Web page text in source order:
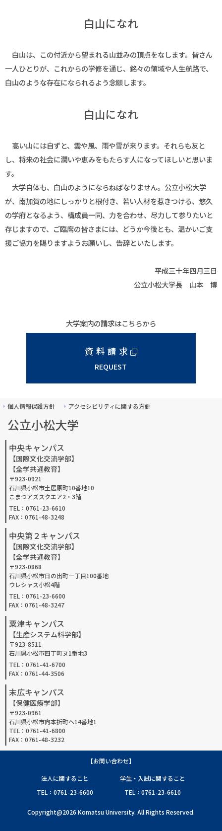
白山になれ
白山は、この付近から望まれる山並みの頂点をなします。皆さん
一人ひとりが、これからの学修を通じ、銘々の領域や人生航路で、
白山のような存在になられるよう念願します。
白山になれ
高い山には自ずと、雲や風、雨や雪が来ります。それらも友と
し、将来の社会に潤いや恵みをもたらす人になってほしいと思いま
す。
大学自体も、白山のようにならねばなりません。公立小松大学
が、南加賀の地にしっかりと根付き、若い人材を惹きつける、悠久
の学府となるよう、構成員一同、力を合わせ、尽力して参りたいと
存じますので、ご臨席の皆さまには、どうか今後とも、温かいご支
援ご協力を賜りますようお願いし、告辞といたします。
平成三十年四月三日
公立小松大学長 山本 博
大学案内の請求はこちらから
資料請求
REQUEST
個人情報保護方針 アクセシビリティに関する方針
公立小松大学
中央キャンパス
【国際文化交流学部】
【全学共通教育】
〒923-0921
石川県小松市土居原町10番地10
こまつアズスクエア2・3階
TEL：0761-23-6610
FAX：0761-48-3248
中央第２キャンパス
【国際文化交流学部】
【全学共通教育】
〒923-0868
石川県小松市日の出町一丁目100番地
ウレシャス小松4階
TEL：0761-23-6600
FAX：0761-48-3247
粟津キャンパス
【生産システム科学部】
〒923-8511
石川県小松市四丁町ヌ1番地3
TEL：0761-41-6700
FAX：0761-44-3506
末広キャンパス
【保健医療学部】
〒923-0961
石川県小松市向本折町ヘ14番地1
TEL：0761-41-6800
FAX：0761-48-3232
【お問い合わせ】
法人に関すること
TEL：0761-23-6600
学生・入試に関すること
TEL：0761-23-6610
Copyright@2026 Komatsu University. All Rights Reserved.